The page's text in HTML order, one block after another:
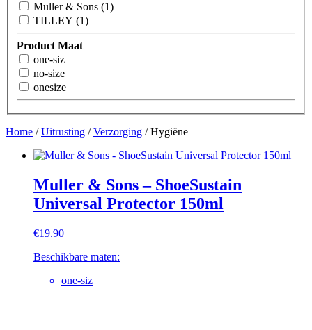
Muller & Sons (1)
TILLEY (1)
Product Maat
one-siz
no-size
onesize
Home /Uitrusting /Verzorging / Hygiëne
Muller & Sons – ShoeSustain
Universal Protector 150ml
€19.90
Beschikbare maten:
one-siz